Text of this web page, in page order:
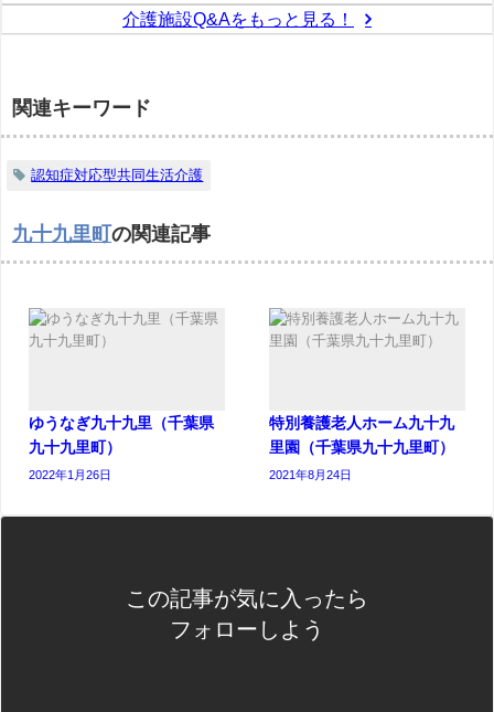
介護施設Q&Aをもっと見る！
関連キーワード
認知症対応型共同生活介護
九十九里町 の関連記事
ゆうなぎ九十九里（千葉県
九十九里町）
2022年1月26日
特別養護老人ホーム九十九
里園（千葉県九十九里町）
2021年8月24日
この記事が気に入ったら
フォローしよう